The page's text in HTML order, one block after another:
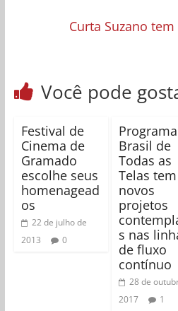
Curta Suzano
Você pode
Festival de
Cinema de
Gramado
escolhe seus
homenagead
os
22 de julho de
2013
0
Programa
Brasil de
Todas as
Telas tem
novos
projetos
s nas
de fluxo
contínuo
28 de
2017
1